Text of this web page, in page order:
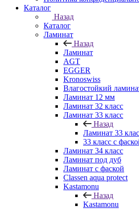
Каталог
Назад
Каталог
Ламинат
Назад
Ламинат
AGT
EGGER
Kronoswiss
Влагостойкий
Ламинат 12 мм
Ламинат 32 класс
Ламинат 33 класс
Назад
Ламинат 33
33 класс с
Ламинат 34 класс
Ламинат под дуб
Ламинат с фаской
Classen aqua protect
Kastamonu
Назад
Kastamonu